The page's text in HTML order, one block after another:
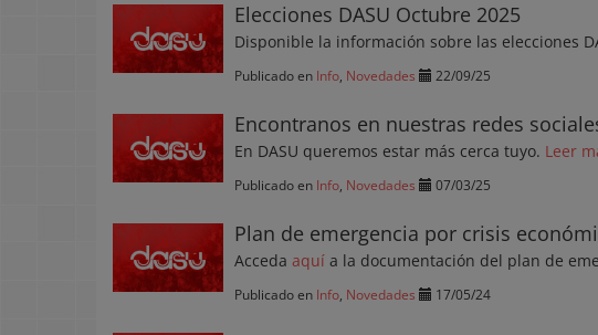
Elecciones DASU Octubre 2025
Disponible la información sobre las elecciones
Publicado en Info Novedades 22/09/25
Encontranos en nuestras redes
En DASU queremos estar más cerca tuyo. Leer
Publicado en Info Novedades 07/03/25
Plan de emergencia por crisis
Acceda aquí a la documentación del plan de
Publicado en Info Novedades 17/05/24